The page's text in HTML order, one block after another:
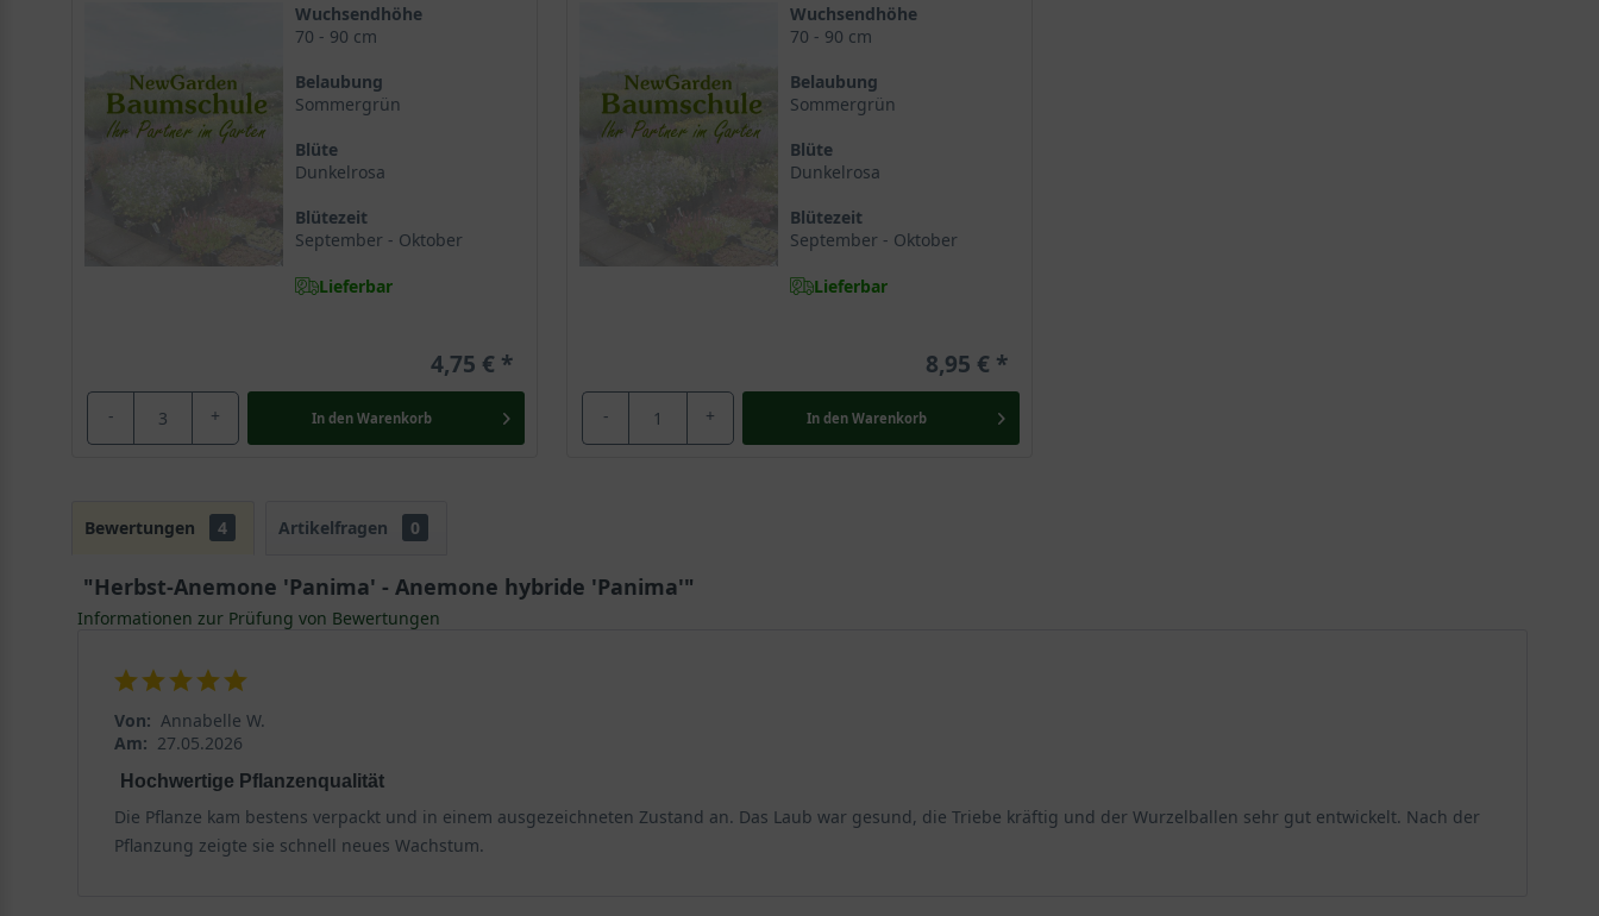
Wuchsendhöhe
70 - 90 cm
Belaubung
Sommergrün
Blüte
Dunkelrosa
Blütezeit
September - Oktober
Lieferbar
4,75 €
- + In den Warenkorb
Wuchsendhöhe
70 - 90 cm
Belaubung
Sommergrün
Blüte
Dunkelrosa
Blütezeit
September - Oktober
Lieferbar
8,95 €
- + In den Warenkorb
Bewertungen 4 Artikelfragen 0
"Herbst-Anemone 'Panima' - Anemone hybride 'Panima'"
Informationen zur Prüfung von Bewertungen
Von: Annabelle W.
Am: 27.05.2026
Hochwertige Pflanzenqualität
Die Pflanze kam bestens verpackt und in einem ausgezeichneten Zustand an. Das Laub war gesund, die Triebe kräftig und der Wurzelballen sehr gut entwickelt. Nach der
Pflanzung zeigte sie schnell neues Wachstum.